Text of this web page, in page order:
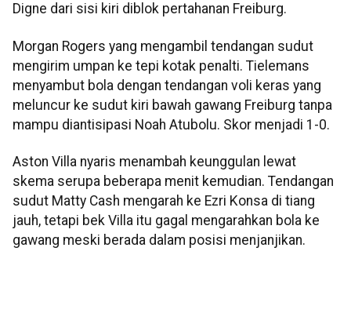
Digne dari sisi kiri diblok pertahanan Freiburg.
Morgan Rogers yang mengambil tendangan sudut
mengirim umpan ke tepi kotak penalti. Tielemans
menyambut bola dengan tendangan voli keras yang
meluncur ke sudut kiri bawah gawang Freiburg tanpa
mampu diantisipasi Noah Atubolu. Skor menjadi 1-0.
Aston Villa nyaris menambah keunggulan lewat
skema serupa beberapa menit kemudian. Tendangan
sudut Matty Cash mengarah ke Ezri Konsa di tiang
jauh, tetapi bek Villa itu gagal mengarahkan bola ke
gawang meski berada dalam posisi menjanjikan.